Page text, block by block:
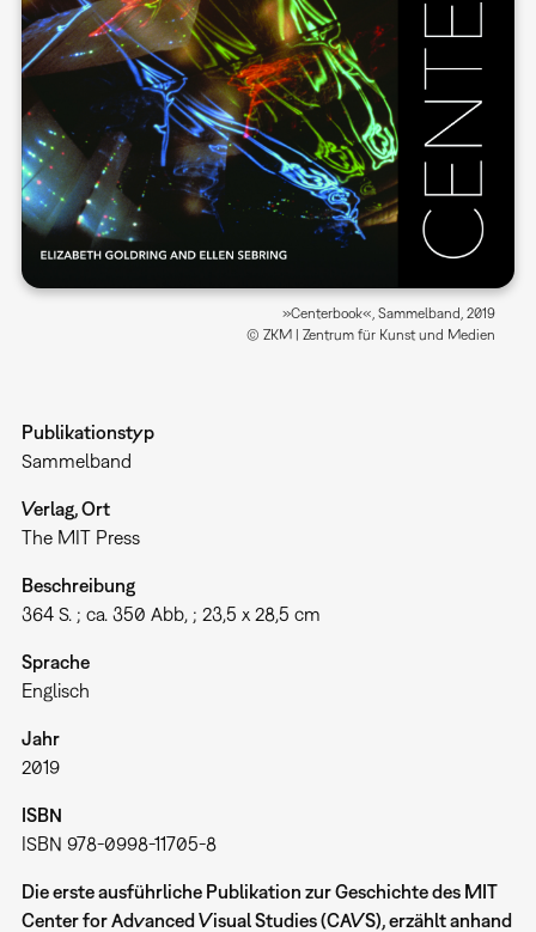
»Centerbook«, Sammelband, 2019
© ZKM | Zentrum für Kunst und Medien
Publikationstyp
Sammelband
Verlag, Ort
The MIT Press
Beschreibung
364 S. ; ca. 350 Abb, ; 23,5 x 28,5 cm
Sprache
Englisch
Jahr
2019
ISBN
ISBN 978-0998-11705-8
Die ersteausführlichePublikation zur Geschichte des MIT
Center for Advanced Visual Studies (CAVS), erzähltanhand